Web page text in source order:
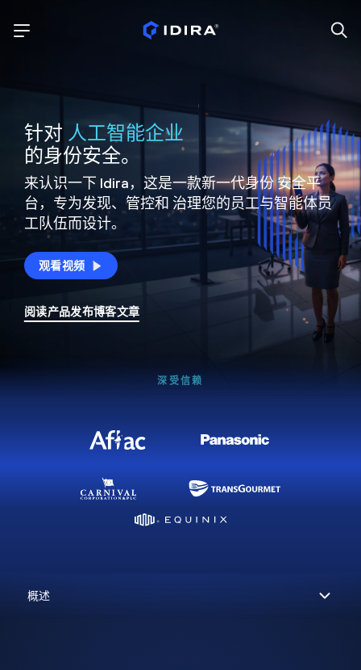
针对 人工智能企业
的身份安全。
来认识一下 Idira，这是一款新一代身份安全平
台，专为发现、管控和 治理您的员工与智能体员
工队伍而设计。
观看视频
阅读产品发布博客文章
深受信赖